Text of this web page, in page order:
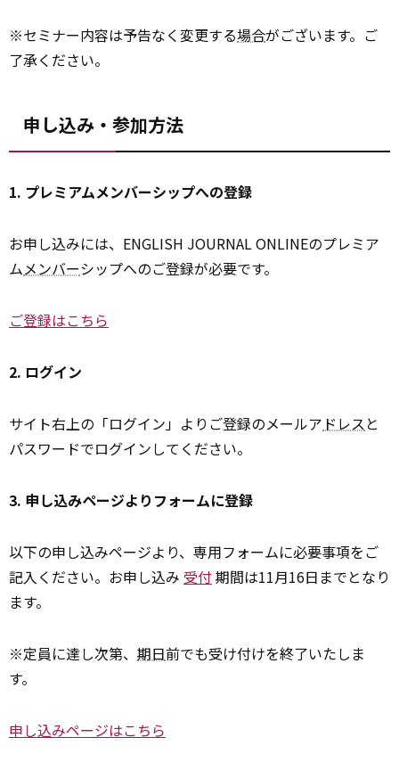
※セミナー内容は予告なく変更する場合がございます。ご
了承ください。
申し込み・参加方法
1. プレミアムメンバーシップへの登録
お申し込みには、ENGLISH JOURNAL ONLINEのプレミア
ムメンバーシップへのご登録が必要です。
ご登録はこちら
2. ログイン
サイト右上の「ログイン」よりご登録のメールア ドレスと
パスワードでログインしてください。
3. 申し込みページよりフォームに登録
以下の申し込みページより、専用フォームに必要事項をご
記入ください。お申し込み 受付期間は11月16日までとなり
ます。
※定員に達し次第、 期日前でも受け付けを終了いたしま
す。
申し込みページはこちら